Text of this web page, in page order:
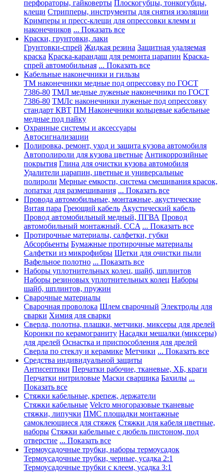
перфораторы, гайковерты Плоскогубцы, тонкогубцы,
клещи Стрипперы, инструменты для снятия изоляции
Кримперы и пресс-клещи для опрессовки клемм и
наконечников ... Показать все
Краски, грунтовки, лаки
Грунтовки-спрей Жидкая резина Защитная удаляемая
краска Краска-карандаш для ремонта царапин Краска-
спрей автомобильная ... Показать все
Кабельные наконечники и гильзы
ТМ наконечники медные под опрессовку по ГОСТ
7386-80 ТМЛ медные луженые наконечники по ГОСТ
7386-80 ТМЛс наконечники луженые под опрессовку
стандарт КВТ ПМ Наконечники кольцевые кабельные
медные под пайку
Охранные системы и аксессуары
Автосигнализации
Полировка, ремонт, уход и защита кузова автомобиля
Автополироли для кузова цветные Антикоррозийные
покрытия Глина для очистки кузова автомобиля
Удалители царапин, цветные и универсальные
полироли Мерные емкости, система смешивания красок,
лопатки для размешивания ... Показать все
Провода автомобильные, монтажные, акустические
Витая пара Греющий кабель Акустический кабель
Провод автомобильный медный, ПГВА Провод
автомобильный монтажный, CCA ... Показать все
Протирочные материалы, салфетки, губки
Абсорбьенты Бумажные протирочные материалы
Салфетки из микрофибры Щетки для очистки пыли
Вафельное полотно ... Показать все
Наборы уплотнительных колец, шайб, шплинтов
Наборы резиновых уплотнительных колец Наборы
шайб, шплинтов, пружин
Сварочные материалы
Сварочная проволока Шлем сварочный Электроды для
сварки Химия для сварки
Сверла, полотна, плашки, метчики, миксеры для дрелей
Коронки по керамограниту Насадки мешалки (миксеры)
для дрелей Оснастка и приспособления для дрелей
Сверла по стеклу и керамике Метчики ... Показать все
Средства индивидуальной защиты
Антисептики Перчатки рабочие, тканевые, ХБ, краги
Перчатки нитриловые Маски сварщика Бахилы ...
Показать все
Стяжки кабельные, крепеж, держатели
Стяжки кабельные Velcro многоразовые тканевые
стяжки, липучки ПМС площадки монтажные
самоклеющиеся для стяжек Стяжки для кабеля цветные,
наборы Стяжки кабельные с дюбель пистоном, под
отверстие ... Показать все
Термоусадочные трубки, наборы термоусадок
Термоусадочные трубки, черные, усадка 2:1
Термоусадочные трубки с клеем, усадка 3:1